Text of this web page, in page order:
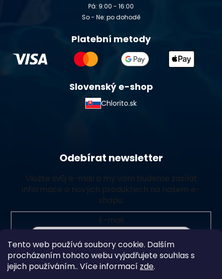
Tento web používá soubory cookie. Dalším
procházením tohoto webu vyjadřujete souhlas s
jejich používáním.. Více informací zde.
Pá: 9:00 - 16:00
So - Ne: po dohodě
Platební metody
Slovenský e-shop
Chlorito.sk
Odebírat newsletter
Vložte svůj e-mail a my vám budeme zasílat
informace o nových produktech na našem e-
shopu.
E-mail
Vložením e-mailu souhlasíte spodmínkami ochrany
osobních údajů